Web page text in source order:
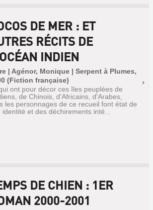
DE MER : ET
RÉCITS DE
INDIEN
| Agénor, Monique | Serpent à Plumes,
(Fiction française)
ont pour décor ces îles peuplées de
de Chinois, d'Africains, d'Arabes,
les personnages de ce recueil font état de
et des déchirements inté...
DE CHIEN : 1ER
2000-2001